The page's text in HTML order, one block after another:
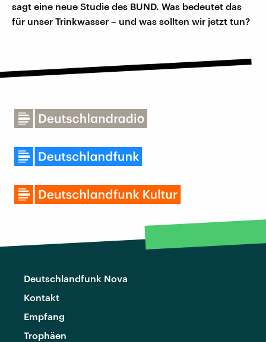
sagt eine neue Studie des BUND. Was bedeutet das
für unser Trinkwasser – und was sollten wir jetzt tun?
Deutschlandfunk Nova
Kontakt
Empfang
Trophäen